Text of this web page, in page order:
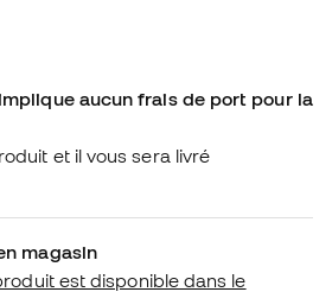
aucun frais de port pour la
et il vous sera livré
magasin
est disponible dans le